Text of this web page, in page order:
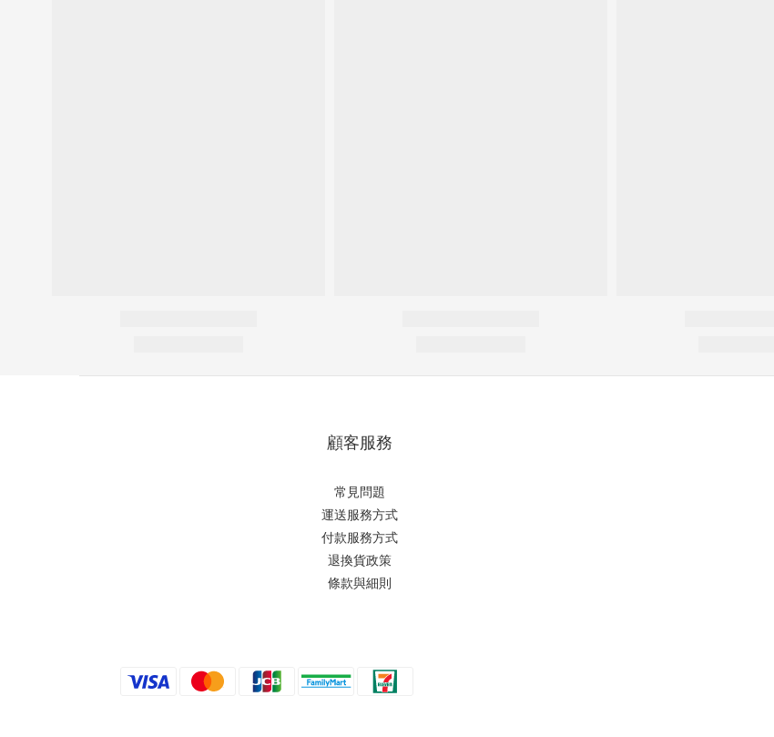
顧客服務
常見問題
運送服務方式
付款服務方式
退換貨政策
條款與細則